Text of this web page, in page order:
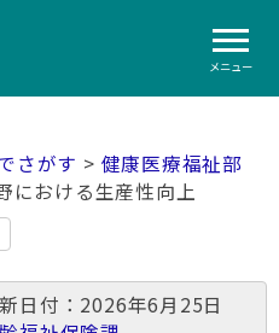
メニュー
さがす > 健康医療福祉部
における生産性向上
日付：2026年6月25日